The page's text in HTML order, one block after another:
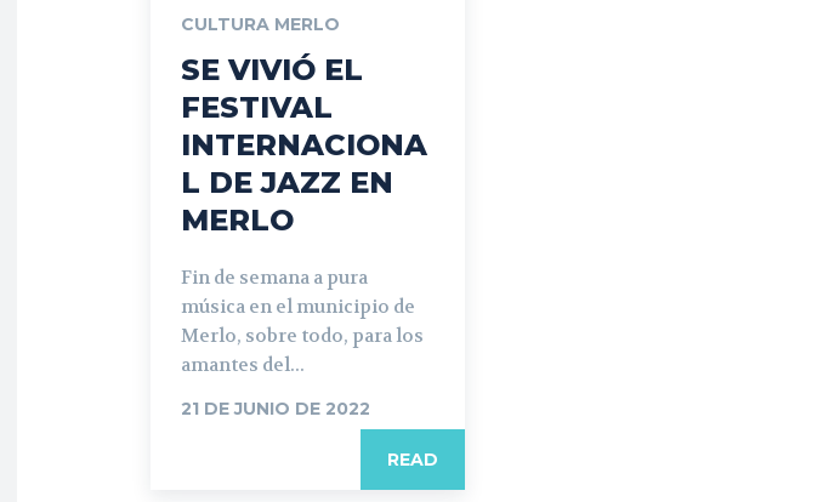
CULTURA MERLO
SE VIVIÓ EL
FESTIVAL
INTERNACIONA
L DE JAZZ EN
MERLO
Fin de semana a pura
música en el municipio de
Merlo, sobre todo, para los
amantes del...
21 DE JUNIO DE 2022
READ